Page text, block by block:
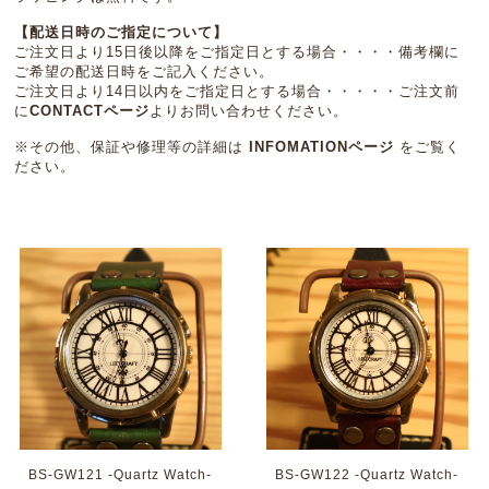
【配送日時のご指定について】
ご注文日より15日後以降をご指定日とする場合・・・・備考欄に
ご希望の配送日時をご記入ください。
ご注文日より14日以内をご指定日とする場合・・・・・ご注文前
にCONTACTページよりお問い合わせください。
※その他、保証や修理等の詳細は INFOMATIONページ をご覧く
ださい。
BS-GW121 -Quartz Watch- BS-GW122 -Quartz Watch-